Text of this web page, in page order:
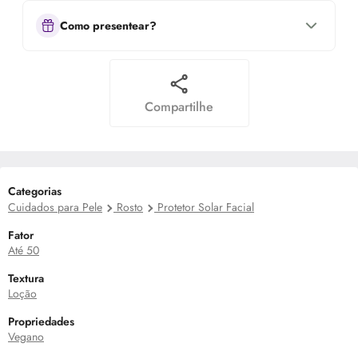
Como presentear?
Compartilhe
Categorias
Cuidados para Pele
Rosto
Protetor Solar Facial
Fator
Até 50
Textura
Loção
Propriedades
Vegano